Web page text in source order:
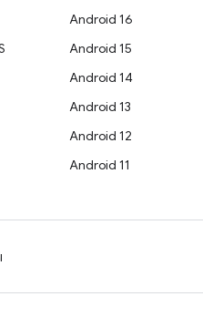
Android 16
Android 15
Android 14
Android 13
Android 12
Android 11